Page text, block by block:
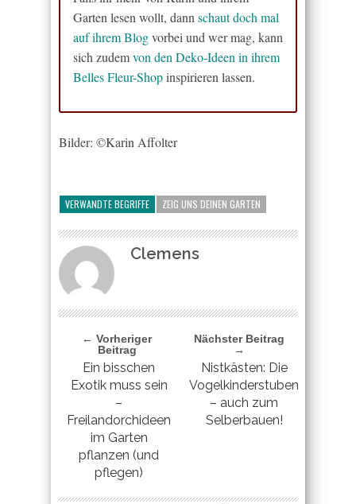
Garten lesen wollt, dann schaut doch mal
auf ihrem Blogvorbei und wer mag, kann
sich zudemvon den Deko-Ideen in ihrem
Belles Fleur-Shopinspirieren lassen.
Bilder: ©Karin Affolter
VERWANDTE BEGRIFFE ZEIG UNS DEINEN GARTEN
Clemens
← Vorheriger
Beitrag
Ein bisschen
Exotik muss sein
–
Freilandorchideen
im Garten
pflanzen (und
pflegen)
Nächster Beitrag
→
Nistkästen: Die
Vogelkinderstuben
– auch zum
Selberbauen!